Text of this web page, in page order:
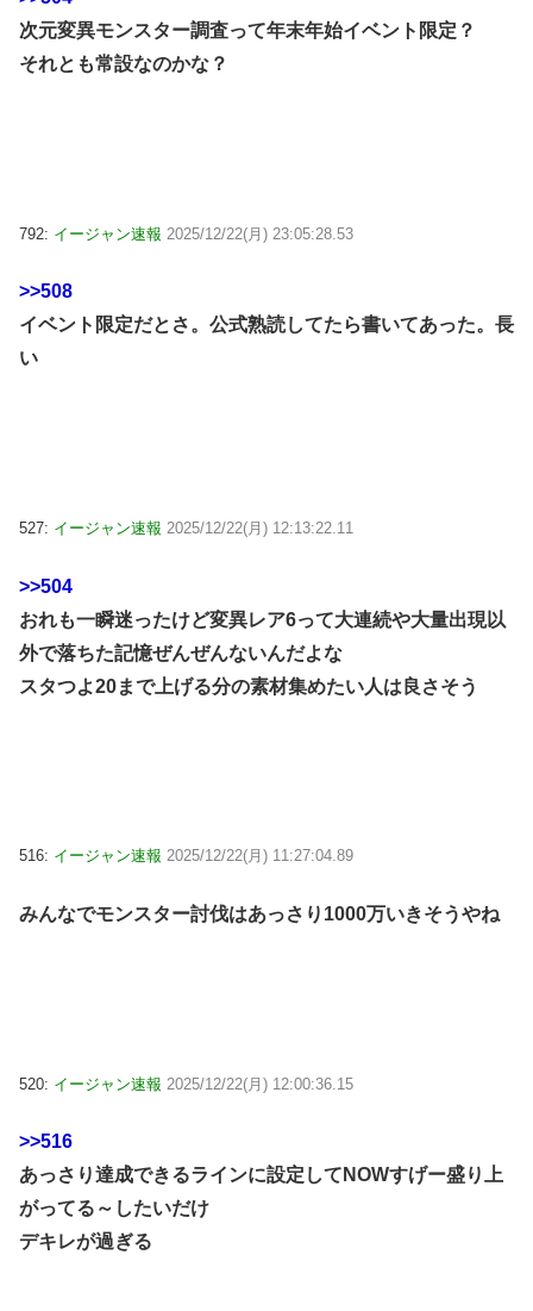
次元変異モンスター調査って年末年始イベント限定？
それとも常設なのかな？
792: イージャン速報 2025/12/22(月) 23:05:28.53
>>508
イベント限定だとさ。公式熟読してたら書いてあった。長
い
527: イージャン速報 2025/12/22(月) 12:13:22.11
>>504
おれも一瞬迷ったけど変異レア6って大連続や大量出現以
外で落ちた記憶ぜんぜんないんだよな
スタつよ20まで上げる分の素材集めたい人は良さそう
516: イージャン速報 2025/12/22(月) 11:27:04.89
みんなでモンスター討伐はあっさり1000万いきそうやね
520: イージャン速報 2025/12/22(月) 12:00:36.15
>>516
あっさり達成できるラインに設定してNOWすげー盛り上
がってる～したいだけ
デキレが過ぎる